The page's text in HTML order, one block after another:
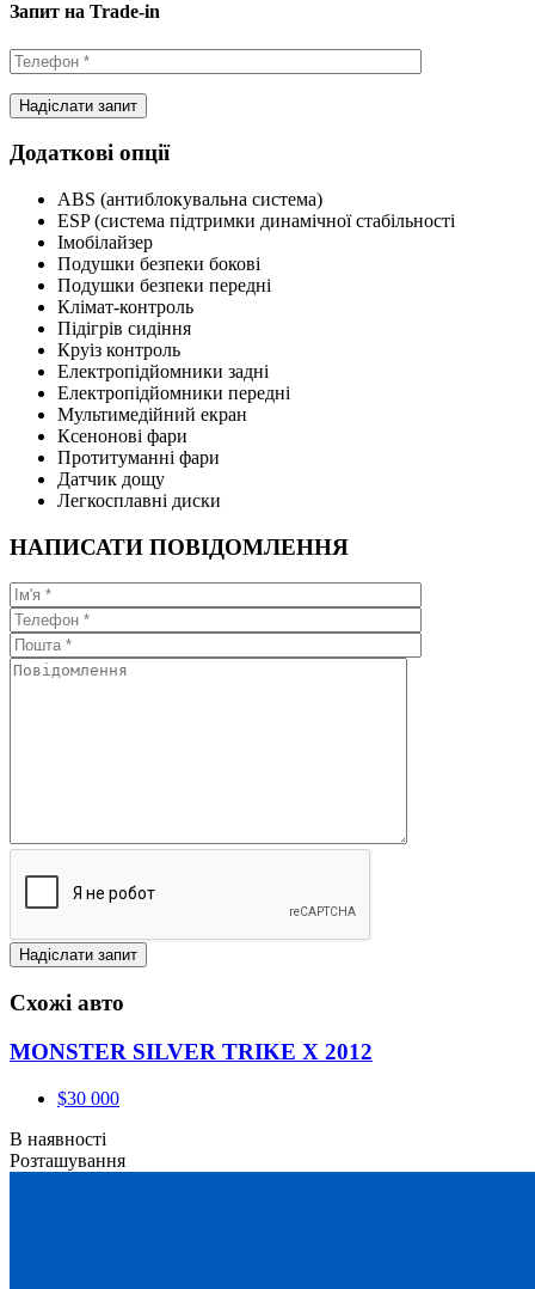
Запит на Trade-in
Додаткові опції
ABS (антиблокувальна система)
ESP (система підтримки динамічної стабільності
Імобілайзер
Подушки безпеки бокові
Подушки безпеки передні
Клімат-контроль
Підігрів сидіння
Круіз контроль
Електропідйомники задні
Електропідйомники передні
Мультимедійний екран
Ксенонові фари
Протитуманні фари
Датчик дощу
Легкосплавні диски
НАПИСАТИ ПОВІДОМЛЕННЯ
Схожі авто
MONSTER SILVER TRIKE X 2012
$30 000
В наявності
Розташування